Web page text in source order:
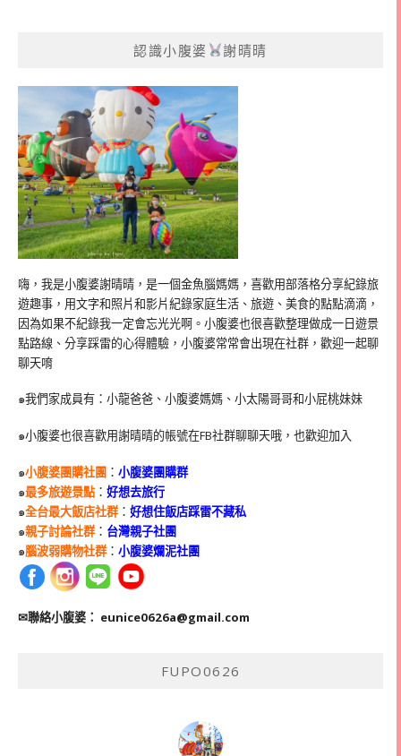
認識小腹婆 謝晴晴
嗨，我是小腹婆謝晴晴，是一個金魚腦媽媽，喜歡用部落格分享紀錄旅
遊趣事，用文字和照片和影片紀錄家庭生活、旅遊、美食的點點滴滴，
因為如果不紀錄我一定會忘光光啊。小腹婆也很喜歡整理做成一日遊景
點路線、分享踩雷的心得體驗，小腹婆常常會出現在社群，歡迎一起聊
聊天唷
๑我們家成員有：小龍爸爸、小腹婆媽媽、小太陽哥哥和小屁桃妹妹
๑小腹婆也很喜歡用謝晴晴的帳號在FB社群聊聊天哦，也歡迎加入
๑小腹婆團購社團 ： 小腹婆團購群
๑最多旅遊景點： 好想去旅行
๑全台最大飯店社群： 好想住飯店踩雷不藏私
๑親子討論社群： 台灣親子社團
๑腦波弱購物社群： 小腹婆爛泥社團
✉聯絡小腹婆： eunice0626a@gmail.com
FUPO0626